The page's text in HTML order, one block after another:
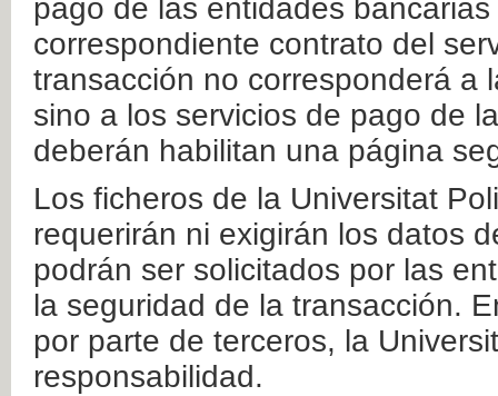
pago de las entidades
correspondiente contrato del
transacción no corresponderá a
sino a los servicios de pago de
deberán habilitan una página
Los ficheros de la Universitat
requerirán ni exigirán los datos
podrán ser solicitados por las
la seguridad de la transacción.
por parte de terceros, la
responsabilidad.